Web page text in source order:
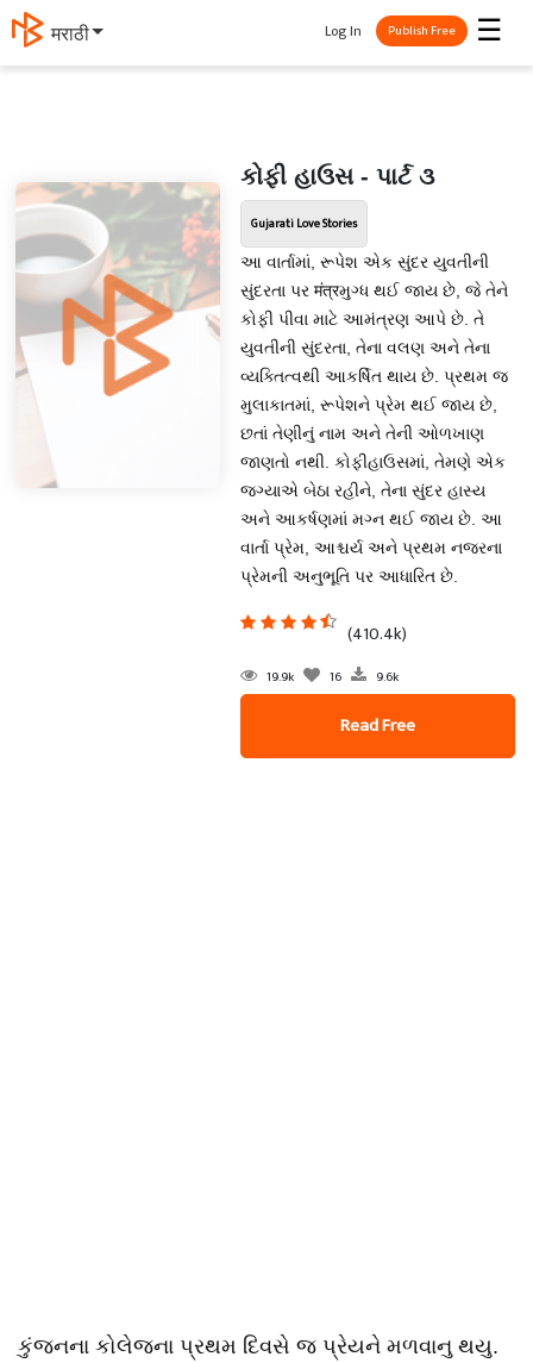
मराठी ☰
Log In Publish Free
કોફી હાઉસ - પાર્ટ ૩
Gujarati Love Stories
આ વાર્તામાં, રૂપેશ એક સુંદર યુવતીની
સુંદરતા પર मंत्रમુગ્ધ થઈ જાય છે, જે તેને
કોફી પીવા માટે આમંત્રણ આપે છે. તે
યુવતીની સુંદરતા, તેના વલણ અને તેના
વ્યક્તિત્વથી આકર્ષિત થાય છે. પ્રથમ જ
મુલાકાતમાં, રૂપેશને પ્રેમ થઈ જાય છે,
છતાં તેણીનું નામ અને તેની ઓળખાણ
જાણતો નથી. કોફીહાઉસમાં, તેમણે એક
જગ્યાએ બેઠા રહીને, તેના સુંદર હાસ્ય
અને આકર્ષણમાં મગ્ન થઈ જાય છે. આ
વાર્તા પ્રેમ, આશ્ચર્ય અને પ્રથમ નજરના
પ્રેમની અનુભૂતિ પર આધારિત છે.
(410.4k)
19.9k 16 9.6k
Read Free
કુંજનના કોલેજના પ્રથમ દિવસે જ પ્રેયને મળવાનુ થયુ.